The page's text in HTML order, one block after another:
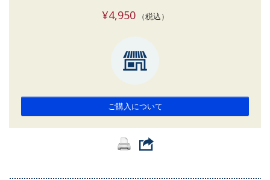
¥4,950（税込）
ご購入について